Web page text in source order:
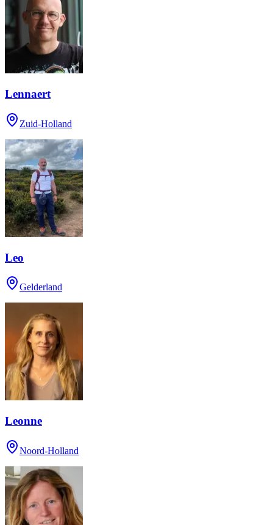
Lennaert
Zuid-Holland
Leo
Gelderland
Leonne
Noord-Holland